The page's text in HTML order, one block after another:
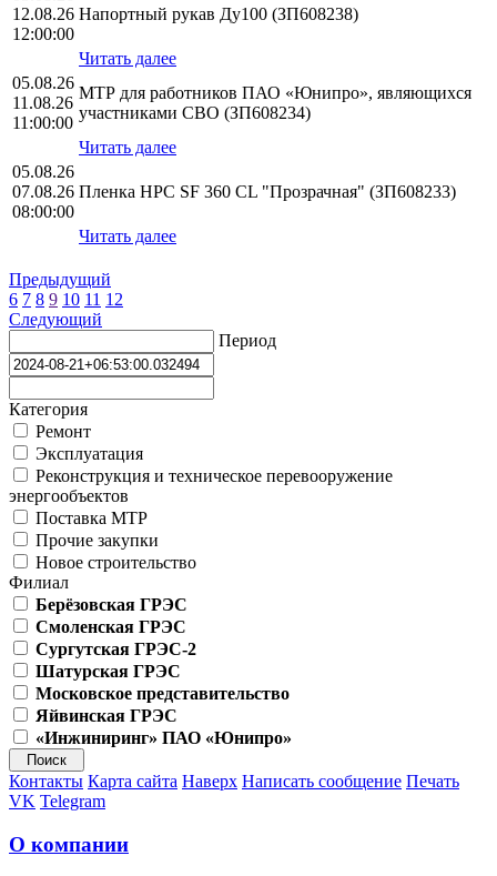
12.08.26
12:00:00
Напортный рукав Ду100 (ЗП608238)
Читать далее
05.08.26
11.08.26
11:00:00
МТР для работников ПАО «Юнипро», являющихся
участниками СВО (ЗП608234)
Читать далее
05.08.26
07.08.26
08:00:00
Пленка HPС SF 360 CL "Прозрачная" (ЗП608233)
Читать далее
Предыдущий
6 7 8 9 10 11 12
Следующий
Период
Категория
Ремонт
Эксплуатация
Реконструкция и техническое перевооружение
энергообъектов
Поставка МТР
Прочие закупки
Новое строительство
Филиал
Берёзовская ГРЭС
Смоленская ГРЭС
Сургутская ГРЭС-2
Шатурская ГРЭС
Московское представительство
Яйвинская ГРЭС
«Инжиниринг» ПАО «Юнипро»
Контакты Карта сайта Наверх Написать сообщение Печать
VK Telegram
О компании